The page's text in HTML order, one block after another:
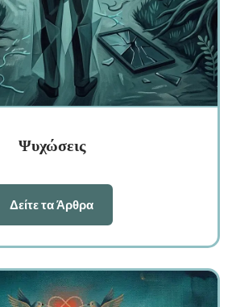
Ψυχώσεις
Δείτε τα Άρθρα